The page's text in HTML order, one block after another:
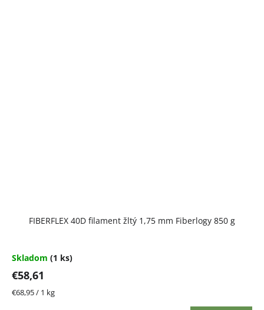
FIBERFLEX 40D filament žltý 1,75 mm Fiberlogy 850 g
Skladom (1 ks)
€58,61
Jednotková
€68,95 / 1 kg